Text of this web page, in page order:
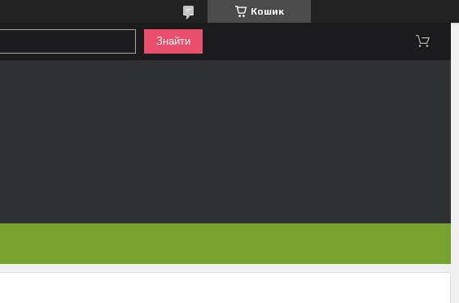
Кошик
Знайти